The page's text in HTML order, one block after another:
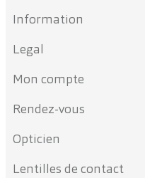
Information
Legal
Mon compte
Rendez-vous
Opticien
Lentilles de contact